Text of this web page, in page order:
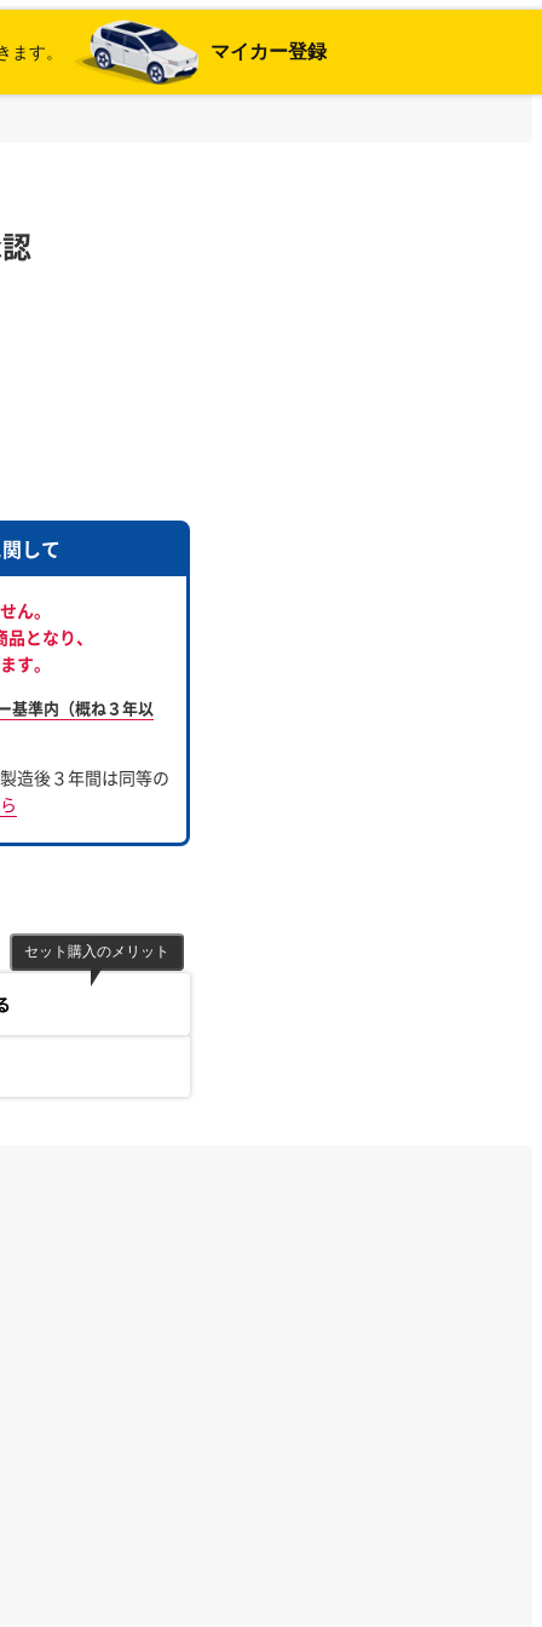
ます。 マイカー登録
して
ん。
となり、
す。
基準内（概ね３年以
造後３年間は同等の
セット購入のメリット